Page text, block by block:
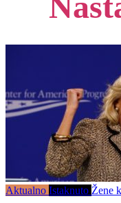
Aktualno Istaknuto Žene